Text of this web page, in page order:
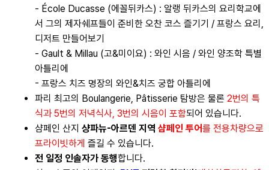
- École Ducasse (에꼴뒤카스) : 알랭 뒤카스의 요리학교에
서 그의 제자쉐프들이 준비한 오찬 코스 즐기기 / 프랑스 요리,
디저트 만들어보기
- Gault & Millau (고&미이요) : 와인 시음 / 와인 양조학 특별
아틀리에
- 프랑스 치즈 명장의 와인&치즈 궁합 아틀리에
파리 최고의 Boulangerie, Pâtisserie 탐방은 물론 2번의 특
식과 5번의 저녁식사, 3번의 시음이 포함되어 있습니다.
샴페인 산지 샹파뉴-아르덴 지역 샴페인 투어를 전용차량으로
프라이빗하게 즐길 수 있습니다.
전 일정 인솔자가 동행합니다.